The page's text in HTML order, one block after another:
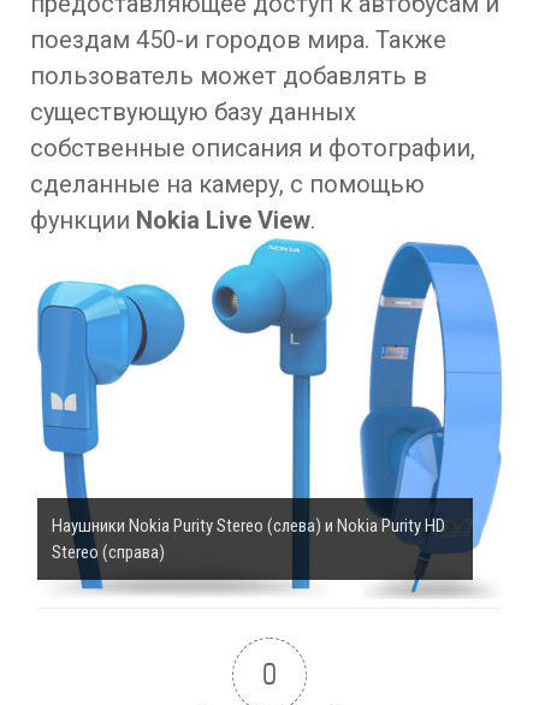
поездам 450-и городов мира. Также
пользователь может добавлять в
существующую базу данных
собственные описания и фотографии,
сделанные на камеру, с помощью
функции Nokia Live View.
Наушники Nokia Purity Stereo (слева) и Nokia Purity HD
Stereo (справа)
0